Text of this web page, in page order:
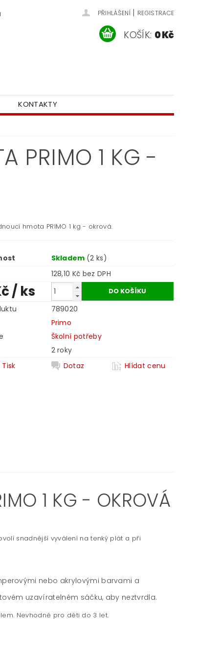
PŘIHLÁŠENÍ | REGISTRACE
KOŠÍK: 0 Kč
KONTAKTY
PRIMO 1 KG -
hmota PRIMO 1 kg - okrová.
Skladem (2 ks)
128,10 Kč bez DPH
/ ks
789020
Primo
Školní potřeby
2 roky
Tisk
Dotaz Hlídat cenu
1 KG - OKROVÁ
snadnější vyválení na tenký plát a při
nebo akrylovými barvami a
uzavíratelném sáčku, aby neztvrdla.
Nevhodné pro děti do 3 let.